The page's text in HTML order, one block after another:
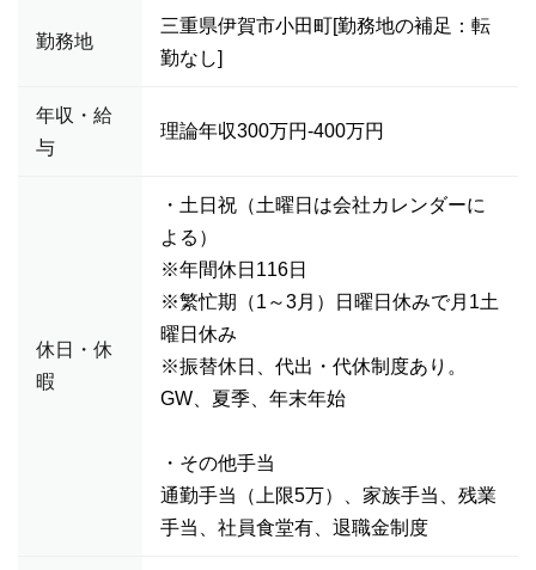
勤務地
三重県伊賀市小田町[勤務地の補足：転
勤なし]
年収・給
与
理論年収300万円-400万円
休日・休
暇
・土日祝（土曜日は会社カレンダーに
よる）
※年間休日116日
※繁忙期（1～3月）日曜日休みで月1土
曜日休み
※振替休日、代出・代休制度あり。
GW、夏季、年末年始
・その他手当
通勤手当（上限5万）、家族手当、残業
手当、社員食堂有、退職金制度